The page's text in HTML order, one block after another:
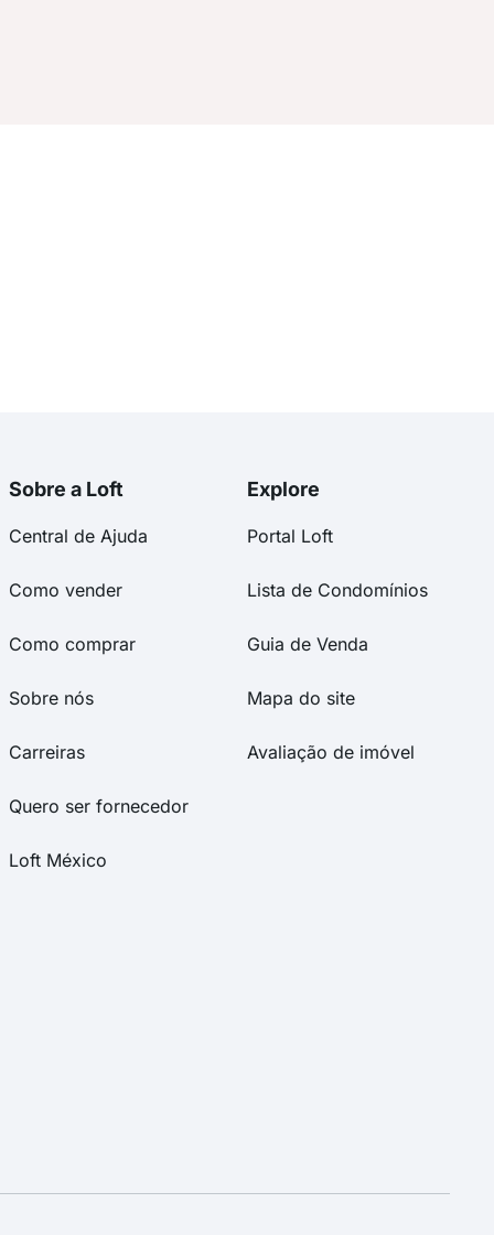
Sobre a Loft
Central de Ajuda
Como vender
Como comprar
Sobre nós
Carreiras
Quero ser fornecedor
Loft México
Explore
Portal Loft
Lista de Condomínios
Guia de Venda
Mapa do site
Avaliação de imóvel